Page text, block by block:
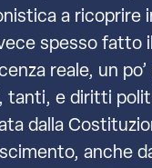
a ricoprire
spesso fatto
reale, un
tanti, e diritti
dalla
anche